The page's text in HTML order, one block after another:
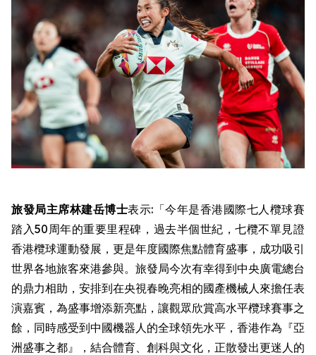
旅發局主席林建岳博士表示:「今年是香港國際七人欖球賽
踏入50周年的重要里程碑，過去半個世紀，七欖不單見證
香港欖球運動發展，更是年度國際焦點體育盛事，成功吸引
世界各地旅客來港參與。旅發局今次有幸得到中央廣電總台
的鼎力相助，安排到在央視春晚亮相的國產機械人來擔任表
演嘉賓，為盛事增添新亮點，讓觀眾欣賞高水平欖球賽事之
餘，同時感受到中國機器人的全球領先水平，香港作為『亞
洲盛事之都』，結合體育、創科與文化，正散發出更迷人的